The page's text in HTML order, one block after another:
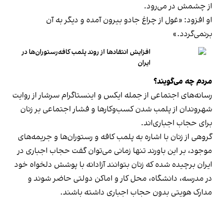
از چشمش در می‌رود.
او افزود: «غول از چراغ جادو بیرون آمده و دیگر به آن
برنمی‎‌گردد.»
افزایش انتقادها از روند پلمب کافه‌رستوران‌ها در
ایران
مردم چه می‌گویند؟
رسانه‎‌های اجتماعی از جمله ایکس و اینستاگرام سرشار از روایت
شهروندان از پلمب شدن کسب‌وکارها و فشار اجتماعی بر زنان
برای حجاب اجباری‌اند.
گروهی از زنان با اشاره به پلمب کافه و رستوران‌ها و جریمه‌های
موجود، بر این باورند تنها زمانی می‌توان گفت حجاب اجباری در
ایران برچیده شده که زنان بتوانند آزادانه با پوشش دلخواه خود
در مدرسه، دانشگاه، محل کار و اماکن دولتی حاضر شوند و
مدارک هویتی بدون حجاب اجباری داشته باشند.